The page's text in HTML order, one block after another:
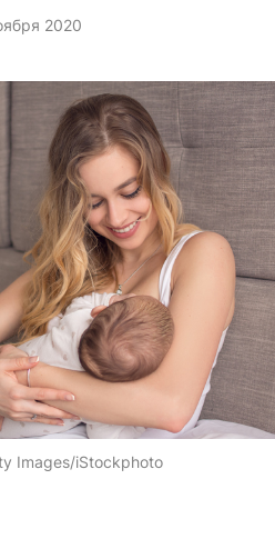
2020
Images/iStockphoto